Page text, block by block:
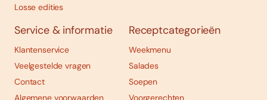
Losse edities
Service & informatie
Klantenservice
Veelgestelde vragen
Contact
Algemene voorwaarden
Receptcategorieën
Weekmenu
Salades
Soepen
Voorgerechten